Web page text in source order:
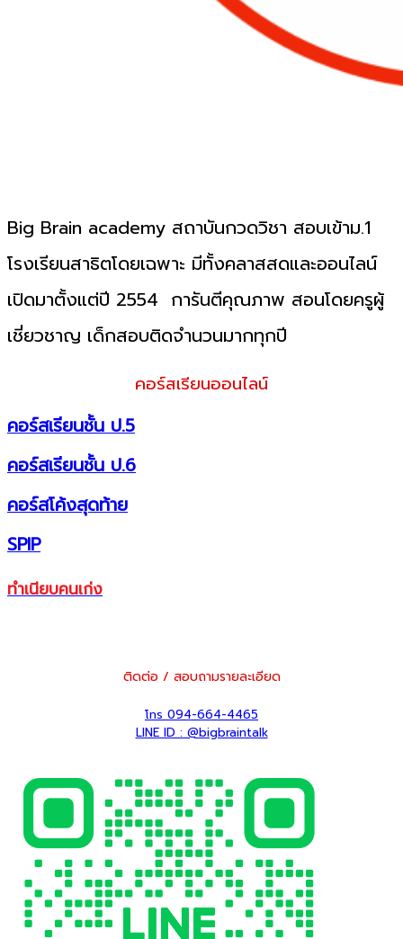
Big Brain academy สถาบันกวดวิชา สอบเข้าม.1
โรงเรียนสาธิตโดยเฉพาะ มีทั้งคลาสสดและออนไลน์
เปิดมาตั้งแต่ปี 2554 การันตีคุณภาพ สอนโดยครูผู้
เชี่ยวชาญ เด็กสอบติดจำนวนมากทุกปี
คอร์สเรียนออนไลน์
คอร์สเรียนชั้น ป.5
คอร์สเรียนชั้น ป.6
คอร์สโค้งสุดท้าย
SPIP
ทำเนียบคนเก่ง
ติดต่อ / สอบถามรายละเอียด
โทร 094-664-4465
LINE ID : @bigbraintalk